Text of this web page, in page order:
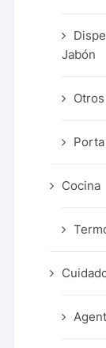
Jabón
Otros
Cocina